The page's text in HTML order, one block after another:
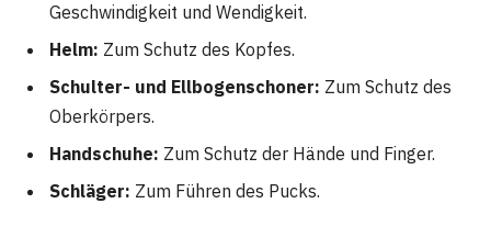
Geschwindigkeit und Wendigkeit.
Helm: Zum Schutz des Kopfes.
Schulter- und Ellbogenschoner: Zum Schutz des
Oberkörpers.
Handschuhe: Zum Schutz der Hände und Finger.
Schläger: Zum Führen des Pucks.